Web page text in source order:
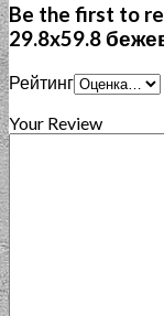
Be the first to
29.8x59.8
Рейтинг
Your Review